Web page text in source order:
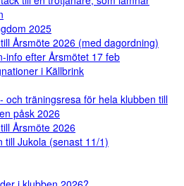
2025
Årsmöte 2026 (med dagordning)
info efter Årsmötet 17 feb
i Källbrink
och träningsresa för hela klubben till
påsk 2026
Årsmöte 2026
till Jukola (senast 11/1)